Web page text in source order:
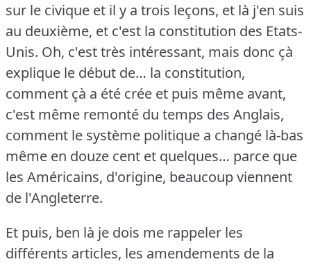
sur le civique et il y a trois leçons, et là j'en suis
au deuxième, et c'est la constitution des Etats-
Unis. Oh, c'est très intéressant, mais donc çà
explique le début de… la constitution,
comment çà a été crée et puis même avant,
c'est même remonté du temps des Anglais,
comment le système politique a changé là-bas
même en douze cent et quelques… parce que
les Américains, d'origine, beaucoup viennent
de l'Angleterre.
Et puis, ben là je dois me rappeler les
différents articles, les amendements de la